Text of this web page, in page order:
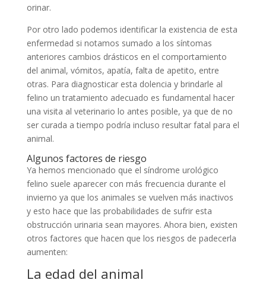
orinar.
Por otro lado podemos identificar la existencia de esta
enfermedad si notamos sumado a los síntomas
anteriores cambios drásticos en el comportamiento
del animal, vómitos, apatía, falta de apetito, entre
otras. Para diagnosticar esta dolencia y brindarle al
felino un tratamiento adecuado es fundamental hacer
una visita al veterinario lo antes posible, ya que de no
ser curada a tiempo podría incluso resultar fatal para el
animal.
Algunos factores de riesgo
Ya hemos mencionado que el síndrome urológico
felino suele aparecer con más frecuencia durante el
invierno ya que los animales se vuelven más inactivos
y esto hace que las probabilidades de sufrir esta
obstrucción urinaria sean mayores. Ahora bien, existen
otros factores que hacen que los riesgos de padecerla
aumenten:
La edad del animal